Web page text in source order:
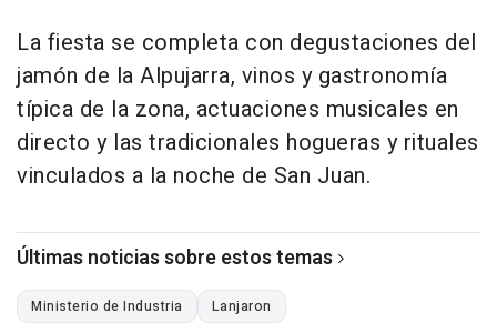
La fiesta se completa con degustaciones del
jamón de la Alpujarra, vinos y gastronomía
típica de la zona, actuaciones musicales en
directo y las tradicionales hogueras y rituales
vinculados a la noche de San Juan.
Últimas noticias sobre estos temas
Ministerio de Industria Lanjaron